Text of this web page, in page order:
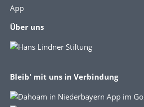
App
Über uns
Bleib' mit uns in Verbindung